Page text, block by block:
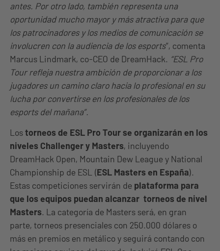
antes. Por otro lado, también representa una
oportunidad mucho mayor y más atractiva para que
los patrocinadores y los medios de comunicación se
involucren con la audiencia de los esports“, comenta
Marcus Lindmark, co-CEO de DreamHack. “ESL Pro
Tour refleja nuestra ambición de proporcionar a los
jugadores un camino claro hacia lo profesional en su
lucha por convertirse en los profesionales de los
esports del mañana”.
Lostorneos de ESL Pro Tour se organizarán en los
niveles Challenger y Masters, incluyendo
DreamHack Open, Mountain Dew League y National
Championship de ESL (ESL Masters en España).
Estas competiciones servirán de plataforma para
que los equipos puedan alcanzar torneos de nivel
Masters. La categoría de Masters será, en gran
parte, torneos presenciales con 250.000 dólares o
más en premios en metálico y seguirá contando con